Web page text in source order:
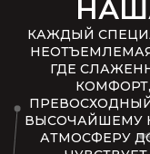
КАЖДЫЙ
ГДЕ
ВЫСОЧАЙШЕМУ
АТМОСФЕРУ